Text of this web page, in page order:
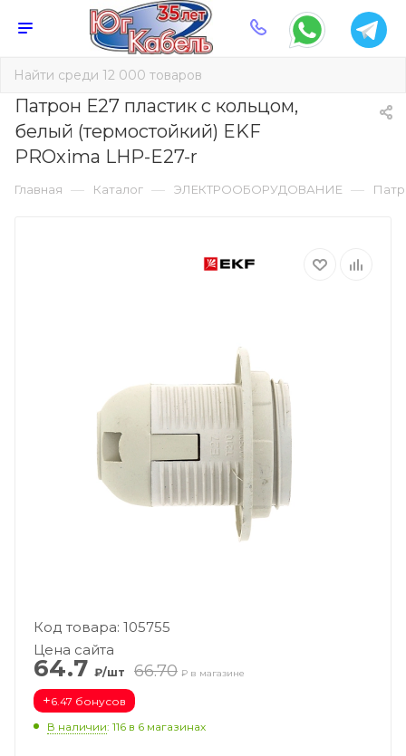
Патрон Е27 пластик с кольцом,
белый (термостойкий) EKF
PROxima LHP-E27-r
Главная — Каталог — ЭЛЕКТРООБОРУДОВАНИЕ —
Код товара: 105755
Цена сайта
64.7 ₽/шт 66.70 ₽ в магазине
+6.47 бонусов
В наличии: 116 в 6 магазинах